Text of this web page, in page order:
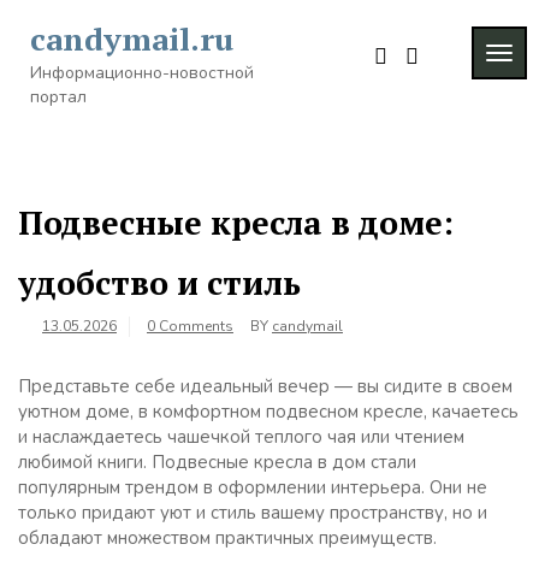
content
candymail.ru
Информационно-новостной
портал
Подвесные кресла в доме:
удобство и стиль
13.05.2026 0 Comments BY candymail
Представьте себе идеальный вечер — вы сидите в своем
уютном доме, в комфортном подвесном кресле, качаетесь
и наслаждаетесь чашечкой теплого чая или чтением
любимой книги. Подвесные кресла в дом стали
популярным трендом в оформлении интерьера. Они не
только придают уют и стиль вашему пространству, но и
обладают множеством практичных преимуществ.